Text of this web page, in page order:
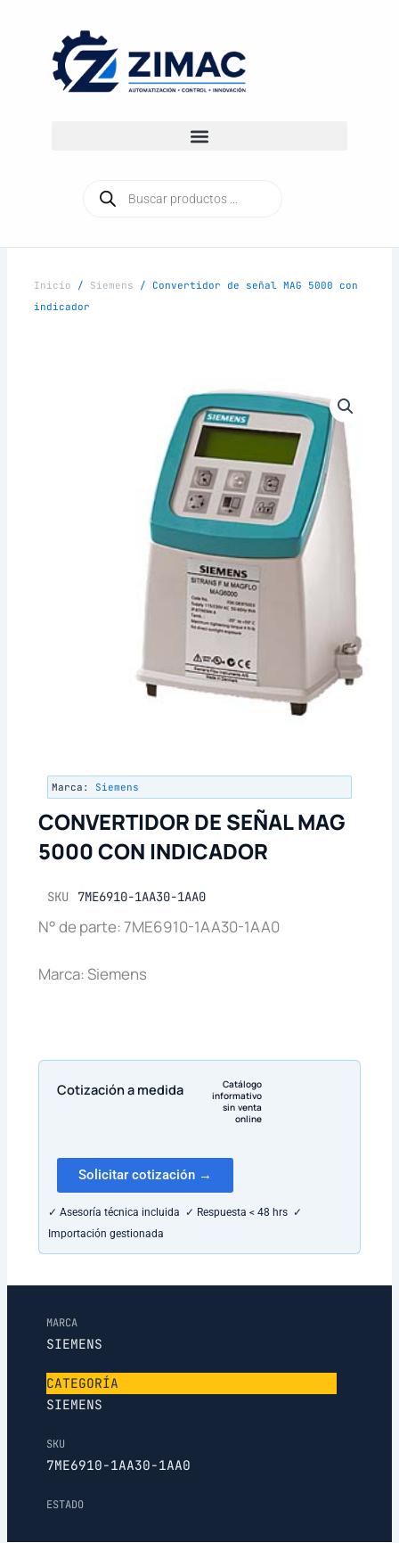
contenido
productos
Inicio / Siemens / Convertidor de señal MAG 5000 con
indicador
Marca: Siemens
CONVERTIDOR DE SEÑAL MAG
5000 CON INDICADOR
SKU 7ME6910-1AA30-1AA0
N° de parte: 7ME6910-1AA30-1AA0
Marca: Siemens
Cotización a medida
Catálogo
informativo
sin venta
online
Solicitar cotización →
✓ Asesoría técnica incluida ✓ Respuesta < 48 hrs ✓
Importación gestionada
MARCA
SIEMENS
CATEGORÍA
SIEMENS
SKU
7ME6910-1AA30-1AA0
ESTADO